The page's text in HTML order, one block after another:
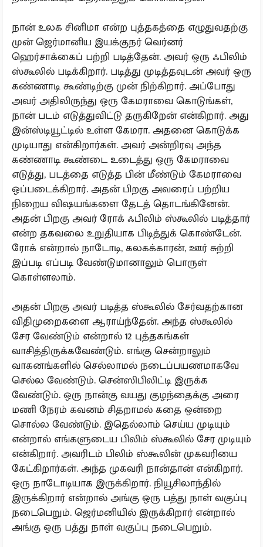
நான் உலக சினிமா என்ற புத்தகத்தை எழுதுவதற்கு
முன் ஜெர்மானிய இயக்குநர் வெர்னர்
ஹெர்சாக்கைப் பற்றி படித்தேன். அவர் ஒரு ஃபிலிம்
ஸ்கூலில் படிக்கிறார். படித்து முடித்தவுடன் அவர் ஒரு
கண்ணாடி கூண்டிற்கு முன் நிற்கிறார். அப்போது
அவர் அதிலிருந்து ஒரு கேமராவை கொடுங்கள்,
நான் படம் எடுத்துவிட்டு தருகிறேன் என்கிறார். அது
இன்ஸ்டியூட்டில் உள்ள கேமரா. அதனை கொடுக்க
முடியாது என்கிறார்கள். அவர் அன்றிரவு அந்த
கண்ணாடி கூண்டை உடைத்து ஒரு கேமராவை
எடுத்து, படத்தை எடுத்த பின் மீண்டும் கேமராவை
ஒப்படைக்கிறார். அதன் பிறகு அவரைப் பற்றிய
நிறைய விஷயங்களை தேடத் தொடங்கினேன்.
அதன் பிறகு அவர் ரோக் ஃபிலிம் ஸ்கூலில் படித்தார்
என்ற தகவலை உறுதியாக பிடித்துக் கொண்டேன்.
ரோக் என்றால் நாடோடி, கலகக்காரன், ஊர் சுற்றி
இப்படி எப்படி வேண்டுமானாலும் பொருள்
கொள்ளலாம்.
அதன் பிறகு அவர் படித்த ஸ்கூலில் சேர்வதற்கான
விதிமுறைகளை ஆராய்ந்தேன். அந்த ஸ்கூலில்
சேர வேண்டும் என்றால் 12 புத்தகங்கள்
வாசித்திருக்கவேண்டும். எங்கு சென்றாலும்
வாகனங்களில் செல்லாமல் நடைப்பயணமாகவே
செல்ல வேண்டும். சென்ஸிபிலிட்டி இருக்க
வேண்டும். ஒரு நான்கு வயது குழந்தைக்கு அரை
மணி நேரம் கவனம் சிதறாமல் கதை ஒன்றை
சொல்ல வேண்டும். இதெல்லாம் செய்ய முடியும்
என்றால் எங்களுடைய பிலிம் ஸ்கூலில் சேர முடியும்
என்கிறார். அவரிடம்‌ பிலிம் ஸ்கூலின் முகவரியை
கேட்கிறார்கள். அந்த முகவரி நான்தான் என்கிறார்.
ஒரு நாடோடியாக இருக்கிறார். நியூசிலாந்தில்
இருக்கிறார் என்றால் அங்கு ஒரு பத்து நாள் வகுப்பு
நடைபெறும். ஜெர்மனியில் இருக்கிறார் என்றால்
அங்கு ஒரு பத்து நாள் வகுப்பு நடைபெறும்.